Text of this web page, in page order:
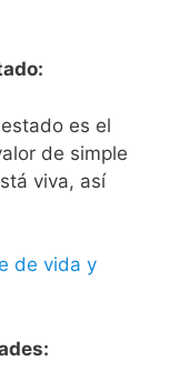
es el
de simple
viva, así
de vida y